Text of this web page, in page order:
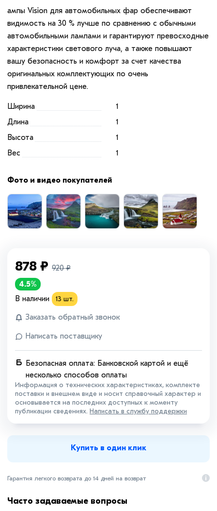
ампы Vision для автомобильных фар обеспечивают
видимость на 30 % лучше по сравнению с обычными
автомобильными лампами и гарантируют превосходные
характеристики светового луча, а также повышают
вашу безопасность и комфорт за счет качества
оригинальных комплектующих по очень
привлекательной цене.
Ширина
1
Длина
1
Высота
1
Вес
1
Фото и видео покупателей
878 ₽ 920₽
4.5%
В наличии
13 шт.
Заказать обратный звонок
Написать поставщику
Безопасная оплата: Банковской картой и ещё
несколько способов оплаты
Информация о технических характеристиках, комплекте
поставки и внешнем виде и носит справочный характер и
основывается на последних доступных к моменту
публикации сведениях. Написать в службу поддержки
Купить в один клик
Гарантия легкого возврата до 14 дней на возврат
Часто задаваемые вопросы